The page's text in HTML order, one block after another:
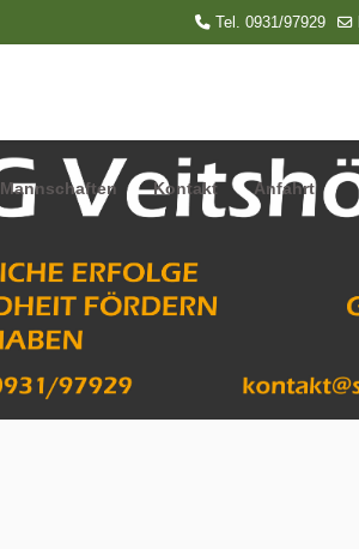
Tel. 0931/97929
Mannschaften Kontakt Anfahrt